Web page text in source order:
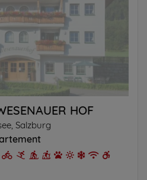
HOF
Salzburg